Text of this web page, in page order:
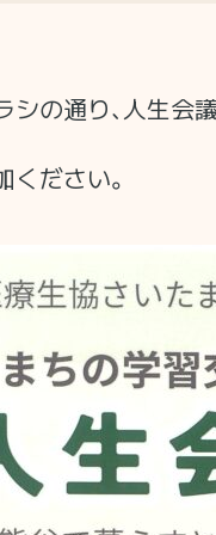
シの通り、人生会
ください。